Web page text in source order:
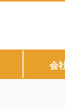
会